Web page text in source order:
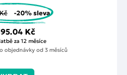
-20% sleva
Kč
za 12 měsíce
objednávky od 3 měsíců